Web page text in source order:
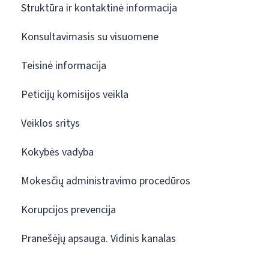
Struktūra ir kontaktinė informacija
Konsultavimasis su visuomene
Teisinė informacija
Peticijų komisijos veikla
Veiklos sritys
Kokybės vadyba
Mokesčių administravimo procedūros
Korupcijos prevencija
Pranešėjų apsauga. Vidinis kanalas